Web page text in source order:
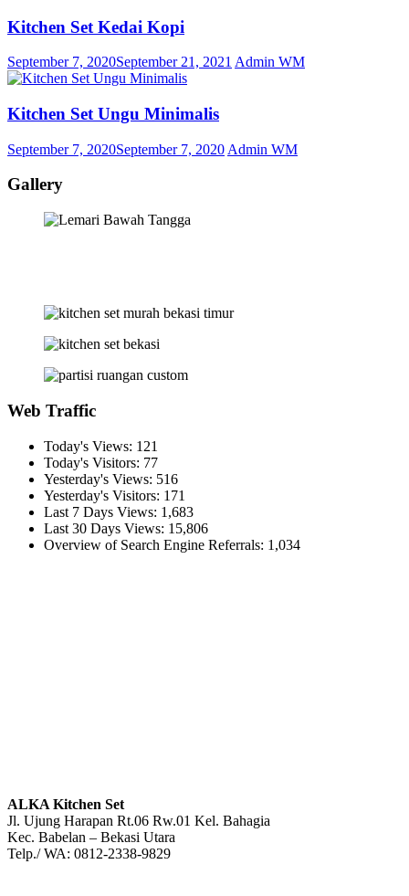
Kitchen Set Kedai Kopi
September 7, 2020September 21, 2021 Admin WM
Kitchen Set Ungu Minimalis
September 7, 2020September 7, 2020 Admin WM
Gallery
Web Traffic
Today's Views: 121
Today's Visitors: 77
Yesterday's Views: 516
Yesterday's Visitors: 171
Last 7 Days Views: 1,683
Last 30 Days Views: 15,806
Overview of Search Engine Referrals: 1,034
ALKA Kitchen Set
Jl. Ujung Harapan Rt.06 Rw.01 Kel. Bahagia
Kec. Babelan – Bekasi Utara
Telp./ WA: 0812-2338-9829